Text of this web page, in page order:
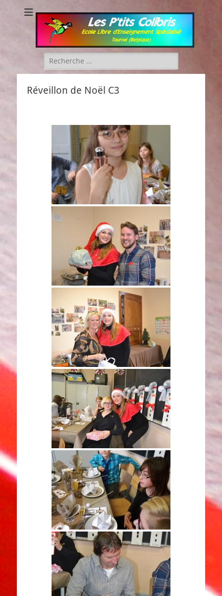
Les P'tits Colibris
Rechercher :
Réveillon de Noël C3